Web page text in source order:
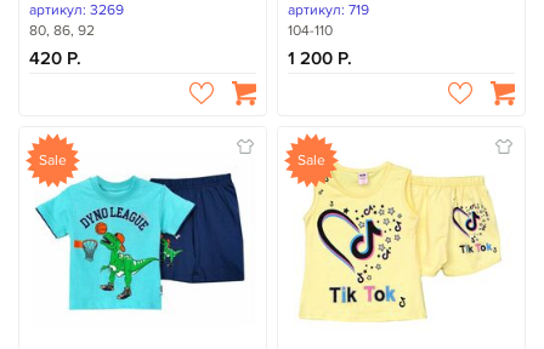
артикул: 3269
80, 86, 92
420
артикул: 719
104-110
1 200
Sale Sale